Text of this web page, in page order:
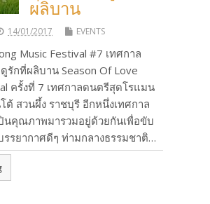
ผลิบาน
14/01/2017 EVENTS
Music Festival #7 เทศกาล
กที่ผลิบาน Season Of Love
ครั้งที่ 7 เทศกาลดนตรีสุดโรแมน
ต้ สวนผึ้ง ราชบุรี อีกหนึ่งเทศกาล
นคุณภาพมารวมอยู่ด้วยกันเพื่อขับ
รรยากาศดีๆ ท่ามกลางธรรมชาติ…